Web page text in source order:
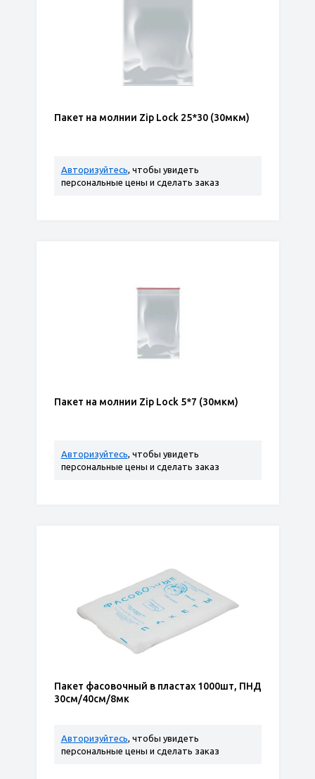
Пакет на молнии Zip Lock 25*30 (30мкм)
Авторизуйтесь, чтобы увидеть
персональные цены и сделать заказ
Пакет на молнии Zip Lock 5*7 (30мкм)
Авторизуйтесь, чтобы увидеть
персональные цены и сделать заказ
Пакет фасовочный в пластах 1000шт, ПНД
30см/40см/8мк
Авторизуйтесь, чтобы увидеть
персональные цены и сделать заказ